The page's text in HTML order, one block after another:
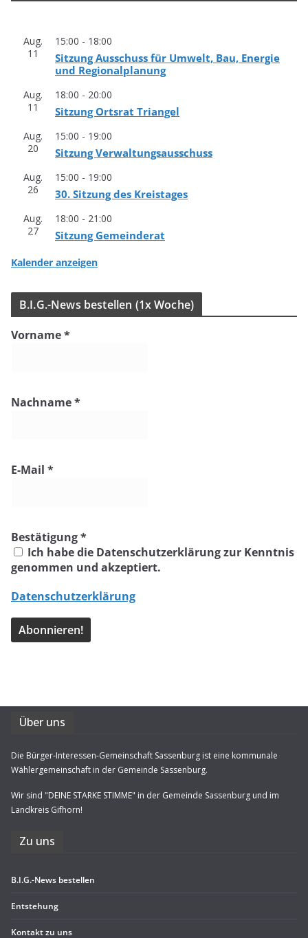
Aug.
11
15:00 - 18:00
Sit­zung Aus­schuss für Umwelt, Bau, Ener­gie
und Regionalplanung
Aug.
11
18:00 - 20:00
Sit­zung Orts­rat Triangel
Aug.
20
15:00 - 19:00
Sit­zung Verwaltungsausschuss
Aug.
26
15:00 - 19:00
30. Sit­zung des Kreistages
Aug.
27
18:00 - 21:00
Sit­zung Gemeinderat
Kalender anzeigen
B.I.G.-News bestel­len (1x Woche)
Vorname*
Nachname*
E-Mail *
Bestätigung*
Ich habe die Datenschutzerklärung zur Kenntnis
genommen und akzeptiert.
Datenschutzerklärung
Über uns
Die Bürger-Interessen-Gemeinschaft Sassenburg ist eine kommunale
Wählergemeinschaft in der Gemeinde Sassenburg.
Wir sind "DEINE STARKE STIMME" in der Gemeinde Sassenburg und im
Landkreis Gifhorn!
Zu uns
B.I.G.-News bestel­len
Ent­ste­hung
Kon­takt zu uns